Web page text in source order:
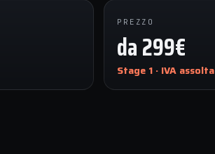
PREZZO
da 299€
Stage 1 · IVA assolta